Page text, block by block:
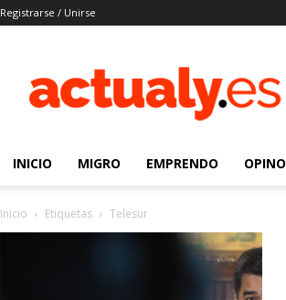
Registrarse / Unirse
|
Noticias
venezolanos
INICIO MIGRO EMPRENDO OPINO
Inicio Etiquetas Telesur